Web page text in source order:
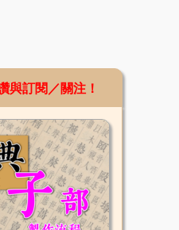
與訂閱／關注！